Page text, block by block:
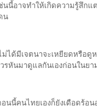
นี้อาจทำให้เกิดความรู้สึกแ
น
ได้มีเจตนาจะเหยียดหรือดู
หันมาดูแลกันเองก่อนในย
นนี้คนไทยเองก็ยังเดือดร้อ